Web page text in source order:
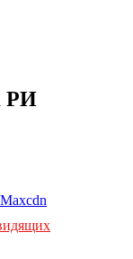
РИ
Maxcdn